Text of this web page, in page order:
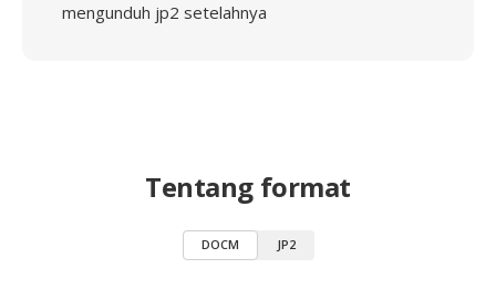
mengunduh jp2 setelahnya
Tentang format
DOCM JP2